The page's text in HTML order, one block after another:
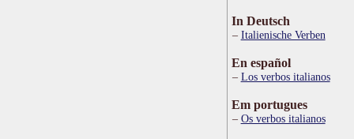
In Deutsch
Italienische Verben
En español
Los verbos italianos
Em portugues
Os verbos italianos